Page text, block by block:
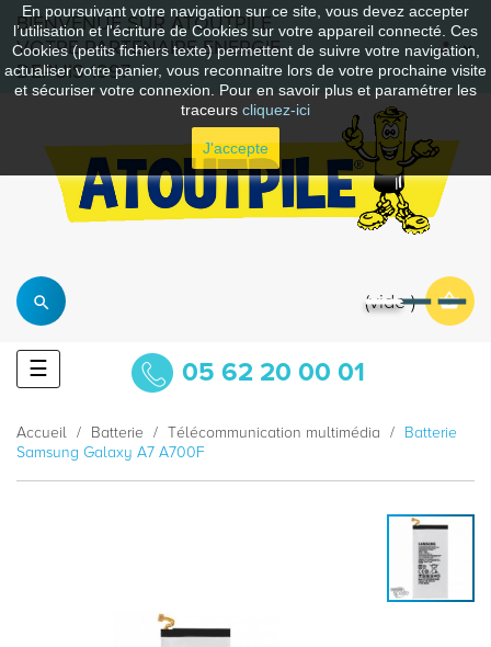
En poursuivant votre navigation sur ce site, vous devez accepter
l’utilisation et l'écriture de Cookies sur votre appareil connecté. Ces
Cookies (petits fichiers texte) permettent de suivre votre navigation,
actualiser votre panier, vous reconnaitre lors de votre prochaine visite
et sécuriser votre connexion. Pour en savoir plus et paramétrer les
traceurs cliquez-ici
J'accepte
BIENVENUE SUR ATOUTPILE
VOTRE PARTENAIRE ENERGIE
DEPUIS 1997
vide
Basculer
la
☰ 05 62 20 00 01
Accueil Batterie Télécommunication multimédia
Batterie
Samsung Galaxy A7 A700F